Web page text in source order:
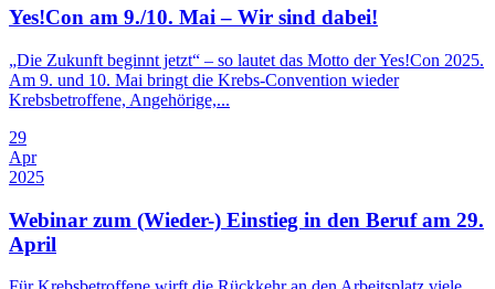
Yes!Con am 9./10. Mai – Wir sind dabei!
„Die Zukunft beginnt jetzt“ – so lautet das Motto der Yes!Con 2025.
Am 9. und 10. Mai bringt die Krebs-Convention wieder
Krebsbetroffene, Angehörige,...
29
Apr
2025
Webinar zum (Wieder-) Einstieg in den Beruf am 29.
April